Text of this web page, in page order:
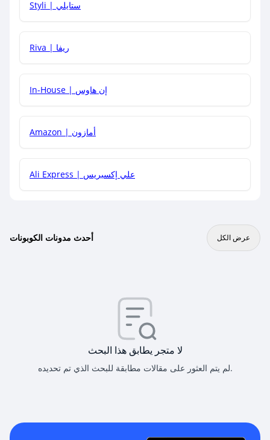
هل يمكنني جمع كود خصم مع العروض الأخرى؟
Styli | ستايلي
Riva | ريفا
In-House | إن هاوس
Amazon | أمازون
Ali Express | علي إكسبريس
أحدث مدونات الكوبونات عرض الكل
لا متجر يطابق هذا البحث
لم يتم العثور على مقالات مطابقة للبحث الذي تم تحديده.